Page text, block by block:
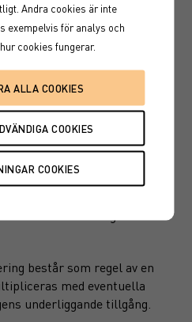
dvs hela det investerade
slut. Det finns en
är beroende av
till att en investering helt eller
består som regel av en
med eventuella
underliggande tillgång.
Andra cookies är inte
exempelvis för analys och
hur cookies fungerar.